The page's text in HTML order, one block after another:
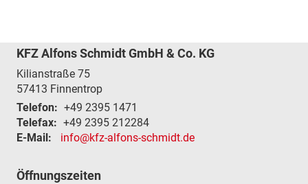
KFZ Alfons Schmidt GmbH & Co. KG
Kilianstraße 75
57413 Finnentrop
Telefon: +49 2395 1471
Telefax: +49 2395 212284
E-Mail:
info@kfz-alfons-schmidt.de
Öffnungszeiten